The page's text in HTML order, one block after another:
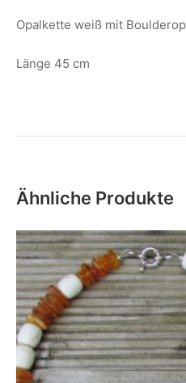
Opalkette weiß mit
Länge 45 cm
Ähnliche Produkte